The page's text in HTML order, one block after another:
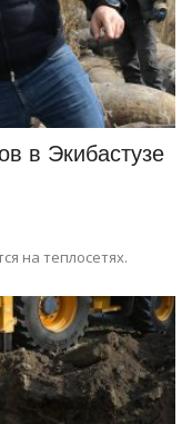
в Экибастузе
на теплосетях.